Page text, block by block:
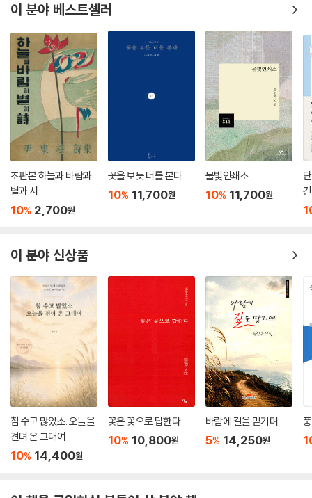
者
4부 계곡물처럼 흐르는 인생
대관령
눈
까치밥
계곡물처럼 흐르는 인생
苦樂
제비
중년
밤마실
멍들은 삶
풋내기 맛
청 접시
인사동을 누비며
임박
천 그리고 먹물 개인전
봄이 오네요
까지 내는 수묵화로 구분할 수가 있다. 수묵화는 산수, 인물, 수석, 화조, 사
군자 등 다양한 것들을 그릴 수 있는데 묵화는 동양의 미를 가장 잘 나타내
는 예술로서 감각적으로 심상을 포착하고 선과 면을 활용하여 이를 순간적
으로 표현한다. 이때 선과 면을 어지럽게 나열하지 않고 생략과 단순화를
통해서 여백의 미를 드러내게 된다. 수묵화는 깊이 있는 표현력을 위해서
단숨에 그리는 필력이 요구되고, 선의 아름다움과 묵의 농담 변화를 통해
서 번짐의 미학을 보여줄 수가 있다. 이렇게 수묵의 세계는 자연과의 조화
가 이루어낸 것으로 동양사상에서는 공자의 〈인〉, 노자의 〈자연〉, 장자의
〈태일〉에 바탕을 두고 세상 모든 만물의 아름다움을 새롭게 자각하였다.
요컨대 묵화 화가는 한국적인 전통과 미에 대한 올바른 인식을 가지고 있
어야 하며 한국적인 특징과 장점들을 제대로 파악하고 있어야 한다. 그래
야 현대적인 의미에서의 한국적인 것들까지도 포괄적으로 아우를 수 있게
된다. 그런 의미에서 조정희 시인은 한국적이고 전통적인 대상들과 이미
자질과 서정시인으로서의 감각을 동시에 지니고 있음을 보여주는 것이다.
그녀의 시에서는 전통적으로 사용되었던 옛 물건들과 유년의 기억들, 옛
노랫가락, 자연을 사랑하는 마음, 사군자에 대한 전문성, 묵향 등의 다양한
소재들이 무의식처럼 흘러나오고 일상적으로 호명된다.
1. 옛것에 대한 기억과 향수
리어카 한 대만도 부자이던
우리네 유년이 골동품 되어
새것으로 반짝이는 도심에서 배회하는데
노상 먼지 쫓는 번듯한 상점과는 달리
눈높이에 맞춰 쪼그리고 앉아야 하는
바닥에 저 대로 누워있는 옛 물건들
이 분야 베스트셀러
초판본 하늘과 바람과
별과 시
10% 2,700원
꽃을 보듯 너를 본다
10% 11,700원
물빛인쇄소
10% 11,700원
이 분야 신상품
참 수고 많았소. 오늘을
견뎌 온 그대여
10% 14,400원
꽃은 꽃으로 답한다
10% 10,800원
바람에 길을 맡기며
5% 14,250원